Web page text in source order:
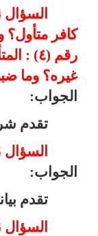
كافر متأول؟
رقم (٤)
غيره؟ وما
الجواب:
تقدم
السؤال 35: من هم أهل البيت ؟ ص٢٥٢
الجواب:
تقدم